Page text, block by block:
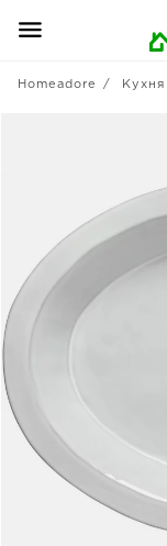
Homeadore Кухня